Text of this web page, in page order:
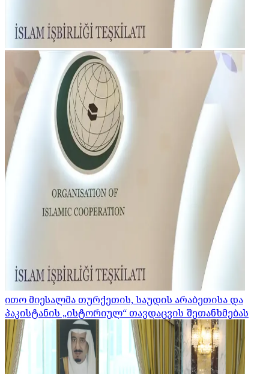
ითო მიესალმა თურქეთის, საუდის არაბეთისა და
პაკისტანის „ისტორიულ“ თავდაცვის შეთანხმებას